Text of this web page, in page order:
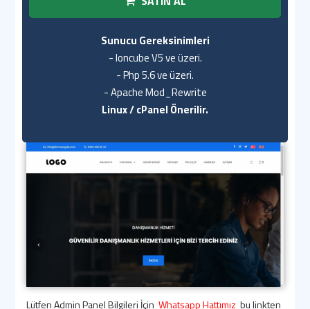
Sunucu Gereksinimleri
- Ioncube V5 ve üzeri.
- Php 5.6 ve üzeri.
- Apache Mod_Rewrite
Linux / cPanel Önerilir.
Lütfen Admin Panel Bilgileri İçin Whatsapp Hattımız bu linkten